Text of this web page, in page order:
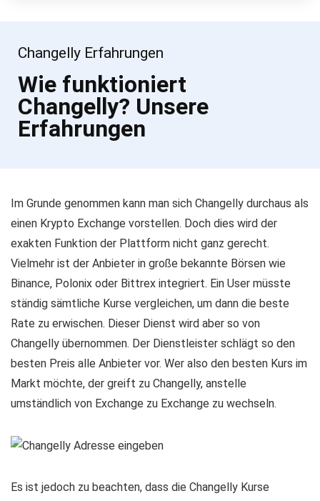
Changelly Erfahrungen
Wie funktioniert
Changelly? Unsere
Erfahrungen
Im Grunde genommen kann man sich Changelly durchaus als
einen Krypto Exchange vorstellen. Doch dies wird der
exakten Funktion der Plattform nicht ganz gerecht.
Vielmehr ist der Anbieter in große bekannte Börsen wie
Binance, Polonix oder Bittrex integriert. Ein User müsste
ständig sämtliche Kurse vergleichen, um dann die beste
Rate zu erwischen. Dieser Dienst wird aber so von
Changelly übernommen. Der Dienstleister schlägt so den
besten Preis alle Anbieter vor. Wer also den besten Kurs im
Markt möchte, der greift zu Changelly, anstelle
umständlich von Exchange zu Exchange zu wechseln.
Es ist jedoch zu beachten, dass die Changelly Kurse